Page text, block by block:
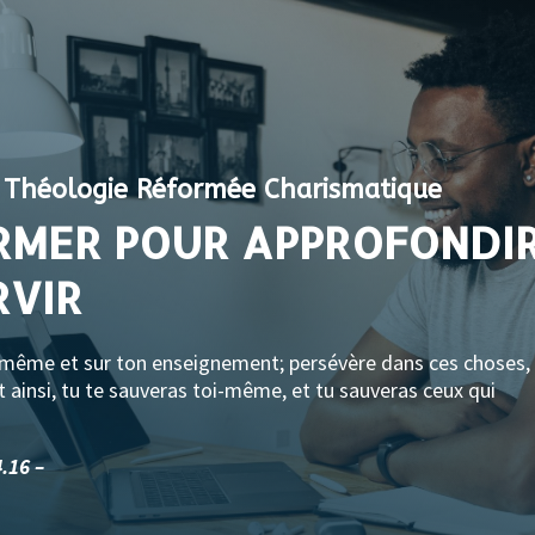
Réformée Charismatique
POUR
et sur ton enseignement; persévère dans ces choses,
ainsi, tu te sauveras toi-même, et tu sauveras ceux qui
–